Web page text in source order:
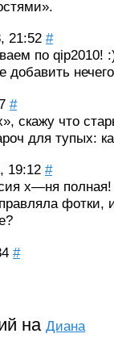
21:52 #
по qip2010!
добавить
#
скажу что
для тупых:
19:12 #
х—ня полная!
#
на Диана